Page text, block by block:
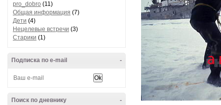
pro_dobro (11)
Общая информация (7)
Дети (4)
Нецелевые встречи (3)
Старики (1)
-
Подписка по e-mail
-
Поиск по дневнику